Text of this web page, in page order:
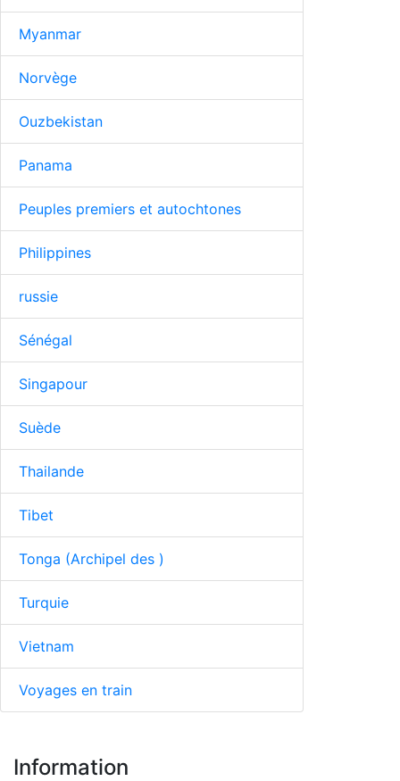
Myanmar
Norvège
Ouzbekistan
Panama
Peuples premiers et autochtones
Philippines
russie
Sénégal
Singapour
Suède
Thailande
Tibet
Tonga (Archipel des )
Turquie
Vietnam
Voyages en train
Information